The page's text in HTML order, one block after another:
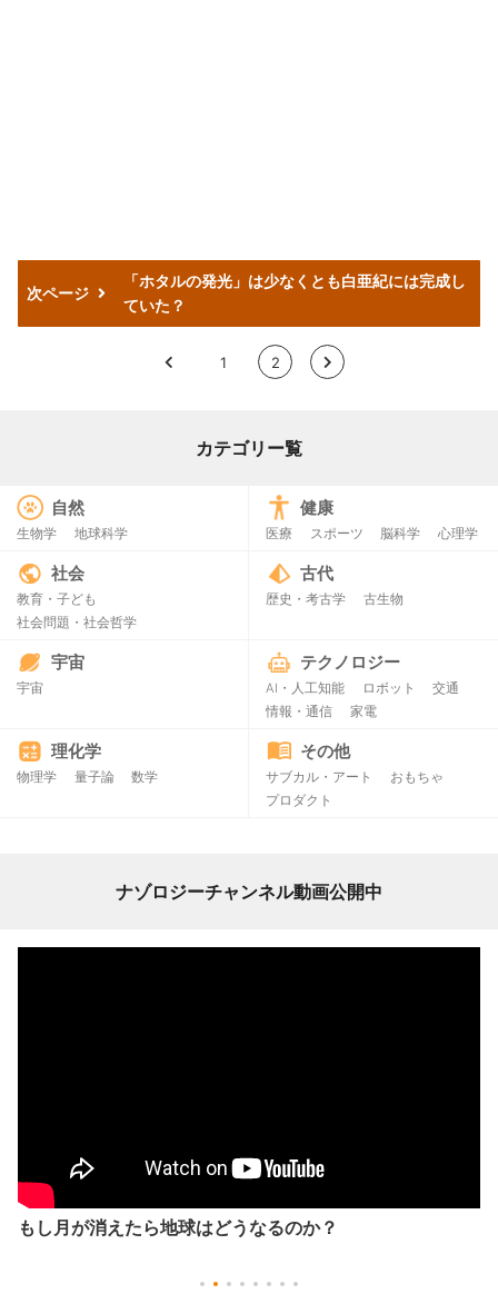
次ページ
「ホタルの発光」は少なくとも白亜紀には完成し
ていた？
< 1 2 >
カテゴリー覧
自然
生物学 地球科学
健康
医療 スポーツ 脳科学 心理学
社会
教育・子ども
社会問題・社会哲学
古代
歴史・考古学 古生物
宇宙
宇宙
テクノロジー
AI・人工知能 ロボット
交通
情報・通信
家電
理化学
物理学 量子論 数学
その他
サブカル・アート
おもちゃ
プロダクト
ナゾロジーチャンネル動画公開中
もし月が消えたら地球はどうなるのか？